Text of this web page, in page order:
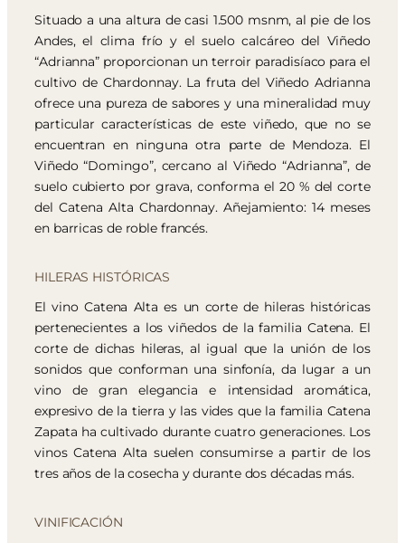
Situado a una altura de casi 1.500 msnm, al pie de los
Andes, el clima frío y el suelo calcáreo del Viñedo
“Adrianna” proporcionan un terroir paradisíaco para el
cultivo de Chardonnay. La fruta del Viñedo Adrianna
ofrece una pureza de sabores y una mineralidad muy
particular características de este viñedo, que no se
encuentran en ninguna otra parte de Mendoza. El
Viñedo “Domingo”, cercano al Viñedo “Adrianna”, de
suelo cubierto por grava, conforma el 20 % del corte
del Catena Alta Chardonnay. Añejamiento: 14 meses
en barricas de roble francés.
HILERAS HISTÓRICAS
El vino Catena Alta es un corte de hileras históricas
pertenecientes a los viñedos de la familia Catena. El
corte de dichas hileras, al igual que la unión de los
sonidos que conforman una sinfonía, da lugar a un
vino de gran elegancia e intensidad aromática,
expresivo de la tierra y las vides que la familia Catena
Zapata ha cultivado durante cuatro generaciones. Los
vinos Catena Alta suelen consumirse a partir de los
tres años de la cosecha y durante dos décadas más.
VINIFICACIÓN